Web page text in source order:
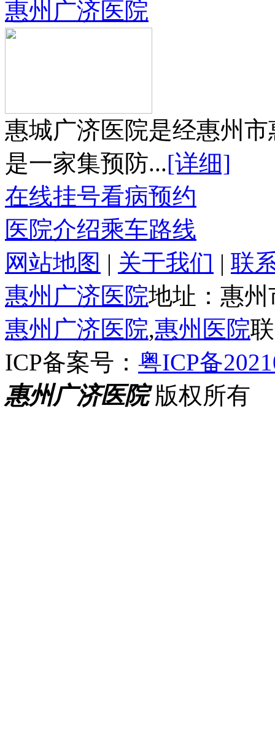
惠州广济医院
惠城广济医院是经惠州
是一家集预防...[详细]
在线挂号看病预约
医院介绍乘车路线
网站地图 | 关于我们 | 联
惠州广济医院地址：惠
惠州广济医院,惠州医院
ICP备案号： 粤ICP备
惠州广济医院版权所有